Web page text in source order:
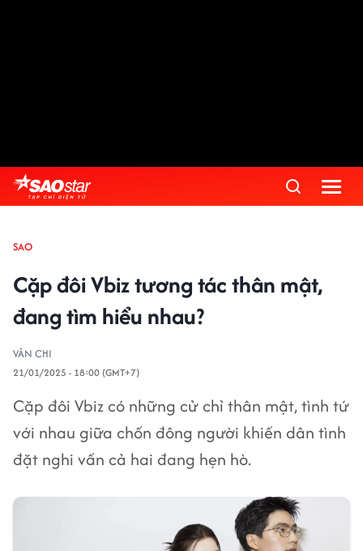
SAO
Cặp đôi Vbiz tương tác thân mật,
đang tìm hiểu nhau?
VÂN CHI
21/01/2025 - 18:00 (GMT+7)
Cặp đôi Vbiz có những cử chỉ thân mật, tình tứ
với nhau giữa chốn đông người khiến dân tình
đặt nghi vấn cả hai đang hẹn hò.